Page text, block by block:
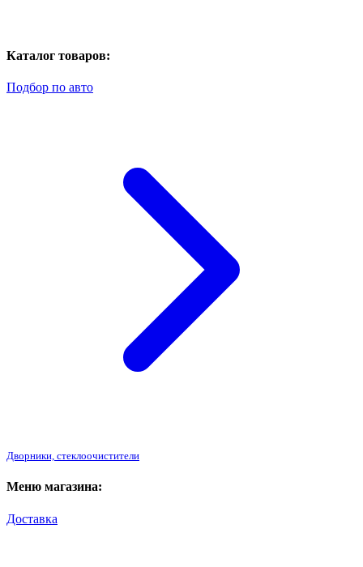
Каталог товаров:
Подбор по авто
Дворники, стеклоочистители
Меню магазина:
Доставка